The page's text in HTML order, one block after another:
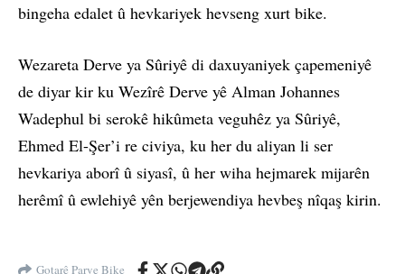
bingeha edalet û hevkariyek hevseng xurt bike.
Wezareta Derve ya Sûriyê di daxuyaniyek çapemeniyê
de diyar kir ku Wezîrê Derve yê Alman Johannes
Wadephul bi serokê hikûmeta veguhêz ya Sûriyê,
Ehmed El-Şer’i re civiya, ku her du aliyan li ser
hevkariya aborî û siyasî, û her wiha hejmarek mijarên
herêmî û ewlehiyê yên berjewendiya hevbeş nîqaş kirin.
Gotarê Parve Bike